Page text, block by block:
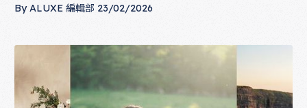
ByALUXE 編輯部 23/02/2026